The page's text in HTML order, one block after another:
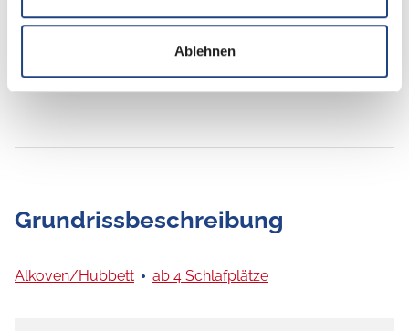
Ablehnen
Grundrissbeschreibung
Alkoven/Hubbett ab 4 Schlafplätze